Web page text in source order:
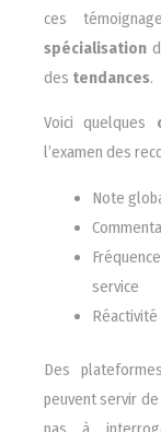
ces
spécialisation
des tendances.
Voici quelques
l’examen des
Note
service
Des
peuvent servir